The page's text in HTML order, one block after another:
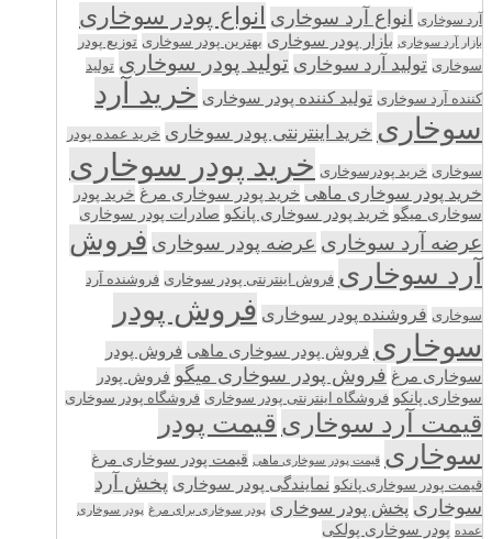
آرد سوخاری انواع آرد سوخاری انواع پودر سوخاری
بازار آرد سوخاری بازار پودر سوخاری بهترین پودر سوخاری توزیع پودر
سوخاری تولید آرد سوخاری تولید پودر سوخاری تولید
کننده آرد سوخاری تولید کننده پودر سوخاری خرید آرد
سوخاری خرید اینترنتی پودر سوخاری خرید عمده پودر
سوخاری خرید پودرسوخاری خرید پودر سوخاری
خرید پودر سوخاری ماهی خرید پودر سوخاری مرغ خرید پودر
سوخاری میگو خرید پودر سوخاری پانکو صادرات پودر سوخاری
عرضه آرد سوخاری عرضه پودر سوخاری فروش
آرد سوخاری فروش اینترنتی پودر سوخاری فروشنده آرد
سوخاری فروشنده پودر سوخاری فروش پودر
سوخاری فروش پودر سوخاری ماهی فروش پودر
سوخاری مرغ فروش پودر سوخاری میگو فروش پودر
سوخاری پانکو فروشگاه اینترنتی پودر سوخاری فروشگاه پودر سوخاری
قیمت آرد سوخاری قیمت پودر
سوخاری قیمت پودر سوخاری ماهی قیمت پودر سوخاری مرغ
قیمت پودر سوخاری پانکو نمایندگی پودر سوخاری پخش آرد
سوخاری پخش پودر سوخاری پودر سوخاری برای مرغ پودر سوخاری
عمده پودر سوخاری پولکی